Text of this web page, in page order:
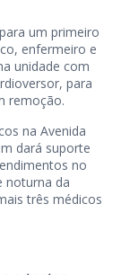
um primeiro
enfermeiro e
unidade com
para
remoção.
na Avenida
dará suporte
no
noturna da
três médicos